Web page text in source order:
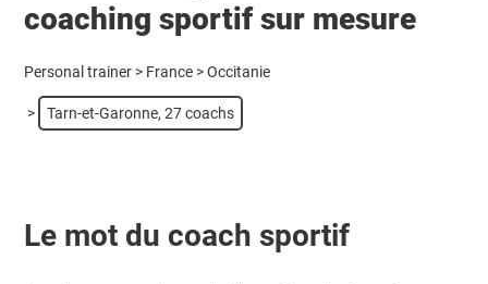
coaching sportif sur mesure
Personal trainer > France > Occitanie
> Tarn-et-Garonne, 27 coachs
Le mot du coach sportif